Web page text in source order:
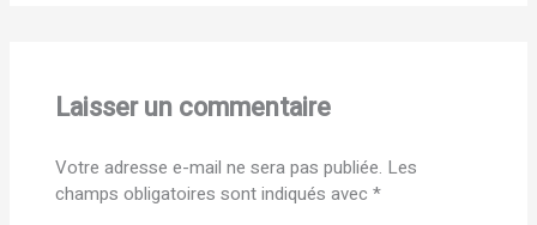
Laisser un commentaire
Votre adresse e-mail ne sera pas publiée. Les
champs obligatoires sont indiqués avec *